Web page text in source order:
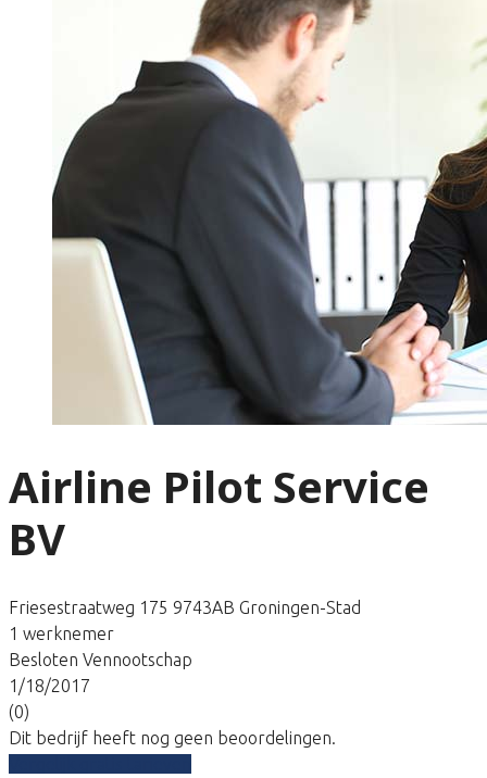
Airline Pilot Service
BV
Friesestraatweg 175 9743AB Groningen-Stad
1 werknemer
Besloten Vennootschap
1/18/2017
(0)
Dit bedrijf heeft nog geen beoordelingen.